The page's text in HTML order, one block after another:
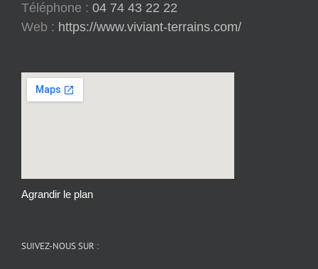
Téléphone : 04 74 43 22 22
Web : https://www.viviant-terrains.com/
Agrandir le plan
SUIVEZ-NOUS SUR :